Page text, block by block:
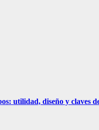
utilidad, diseño y claves